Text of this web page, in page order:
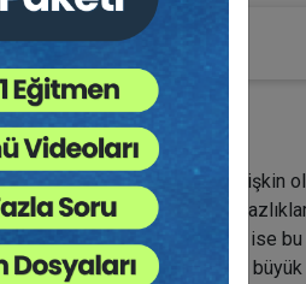
genellikle aile hukukuna ilişkin
Söz konusu
“Geniş aileler”de ise
amca, büyük teyze ve büyük